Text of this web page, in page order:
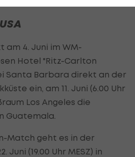
am 4. Juni im WM-
Hotel "Ritz-Carlton
Santa Barbara direkt an der
ein, am 11. Juni (6.00 Uhr
Los Angeles die
Guatemala.
Match geht es in der
(19.00 Uhr MESZ) in